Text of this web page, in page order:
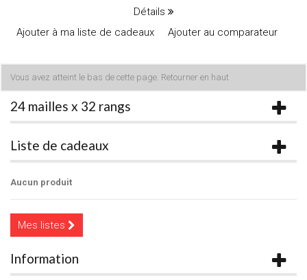
Détails
Ajouter à ma liste de cadeaux
Ajouter au comparateur
Vous avez atteint le bas de cette page. Retourner en haut
24 mailles x 32 rangs
Liste de cadeaux
Aucun produit
Mes listes
Information